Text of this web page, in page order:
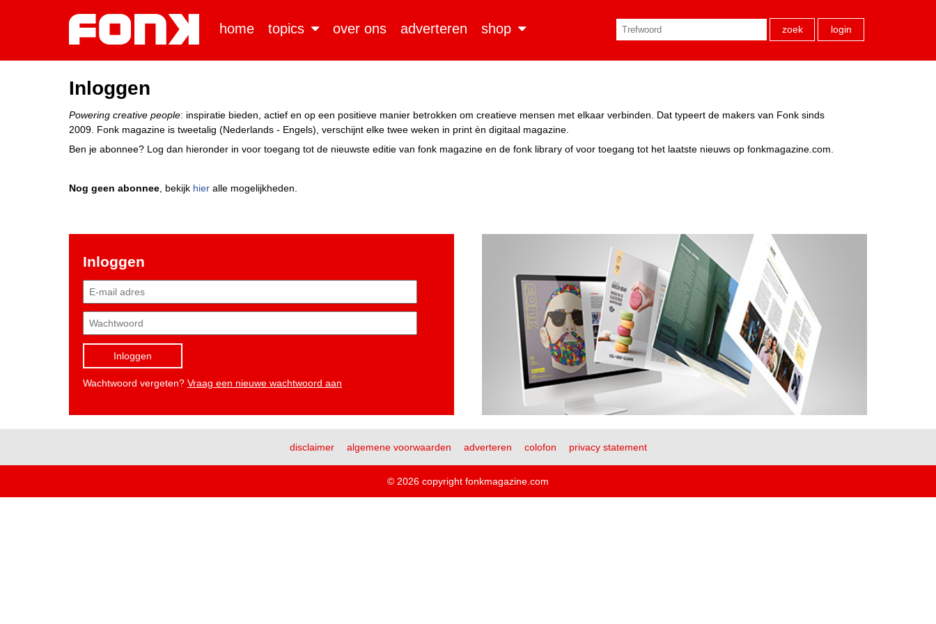
home topics over ons adverteren shop zoek login
Inloggen
Powering creative people: inspiratie bieden, actief en op een positieve manier betrokken om creatieve mensen met elkaar verbinden. Dat typeert de makers van Fonk sinds
2009. Fonk magazine is tweetalig (Nederlands - Engels), verschijnt elke twee weken in print èn digitaal magazine.
Ben je abonnee? Log dan hieronder in voor toegang tot de nieuwste editie van fonk magazine en de fonk library of voor toegang tot het laatste nieuws op fonkmagazine.com.
Nog geen abonnee , bekijk hier alle mogelijkheden.
Inloggen
Inloggen
Wachtwoord vergeten? Vraag een nieuwe wachtwoord aan
disclaimer algemene voorwaarden adverteren colofon privacy statement
© 2026 copyright fonkmagazine.com